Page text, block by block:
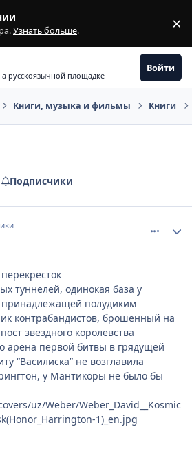
Узнать больше. ×
русскоязычной площадке
Войти
Книги, музыка и фильмы Книги
Подписчики
туннелей, одинокая база у
принадлежащей полудиким
контрабандистов, брошенный на
звездного королевства
арена первой битвы в грядущей
“Василиска” не возглавила
у Мантикоры не было бы
uz/Weber/Weber_David__Kosmic
1)_en.jpg